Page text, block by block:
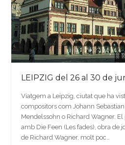
LEIPZIG del 26 al 30 de
Viatgem a Leipzig, ciutat que ha
compositors com Johann
Mendelssohn o Richard Wagner. El
amb Die Feen (Les fades), obra de
de Richard Wagner, molt poc…